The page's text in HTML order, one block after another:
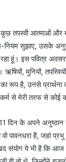
कुछ तपस्वी आत्माओं और
यम-नियम सुझाए, उसके
हूं। इस पवित्र अवसर
ऋषियों, मुनियों,
रूप है, उनसे
से मेरी तरफ से कोई
11 दिन के अपने
पावनधरा है, जहां
संयोग ये भी है कि आज